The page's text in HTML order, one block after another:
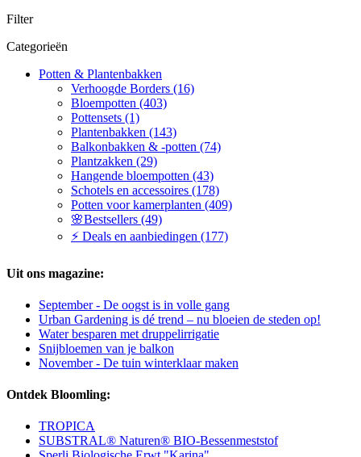
Filter
Categorieën
Potten & Plantenbakken
Verhoogde Borders (16)
Bloempotten (403)
Pottensets (1)
Plantenbakken (143)
Balkonbakken & -potten (74)
Plantzakken (29)
Hangende bloempotten (43)
Schotels en accessoires (178)
Potten voor kamerplanten (409)
🌸Bestsellers (49)
⚡ Deals en aanbiedingen (177)
Uit ons magazine:
September - De oogst is in volle gang
Urban Gardening is dé trend – nu bloeien de steden op!
Water besparen met druppelirrigatie
Snijbloemen van je balkon
November - De tuin winterklaar maken
Ontdek Bloomling:
TROPICA
SUBSTRAL® Naturen® BIO-Bessenmeststof